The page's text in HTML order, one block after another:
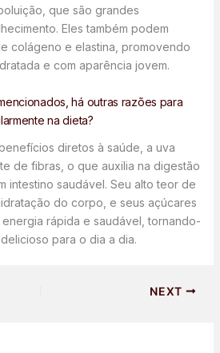
que são grandes
Eles também podem
colágeno e elastina, promovendo
e com aparência jovem.
há outras razões para
na dieta?
diretos à saúde, a uva
de fibras, o que auxilia na digestão
intestino saudável. Seu alto teor de
do corpo, e seus açúcares
rápida e saudável, tornando-
para o dia a dia.
NEXT